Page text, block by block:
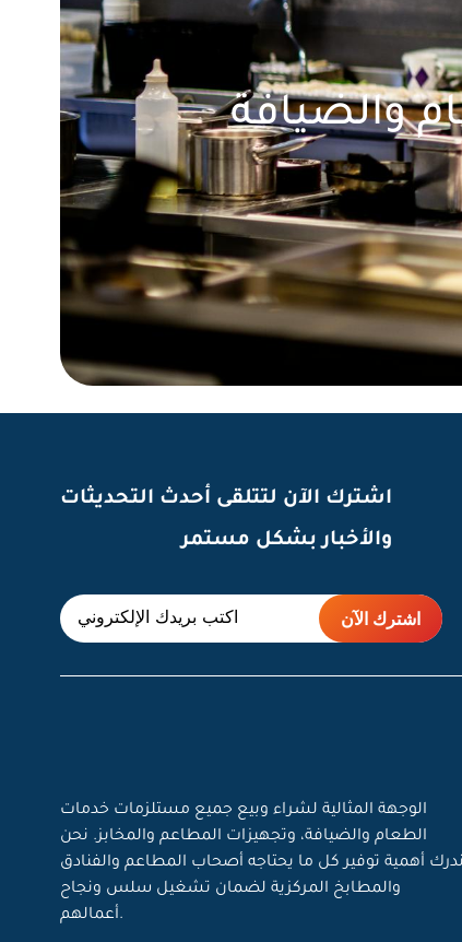
والضيافة
اشترك الآن لتتلقى أحدث التحديثات
والأخبار بشكل مستمر
الوجهة المثالية لشراء وبيع جميع مستلزمات خدمات
الطعام والضيافة، وتجهيزات المطاعم والمخابز. نحن
ندرك أهمية توفير كل ما يحتاجه أصحاب المطاعم والفنادق
والمطابخ المركزية لضمان تشغيل سلس ونجاح
أعمالهم.